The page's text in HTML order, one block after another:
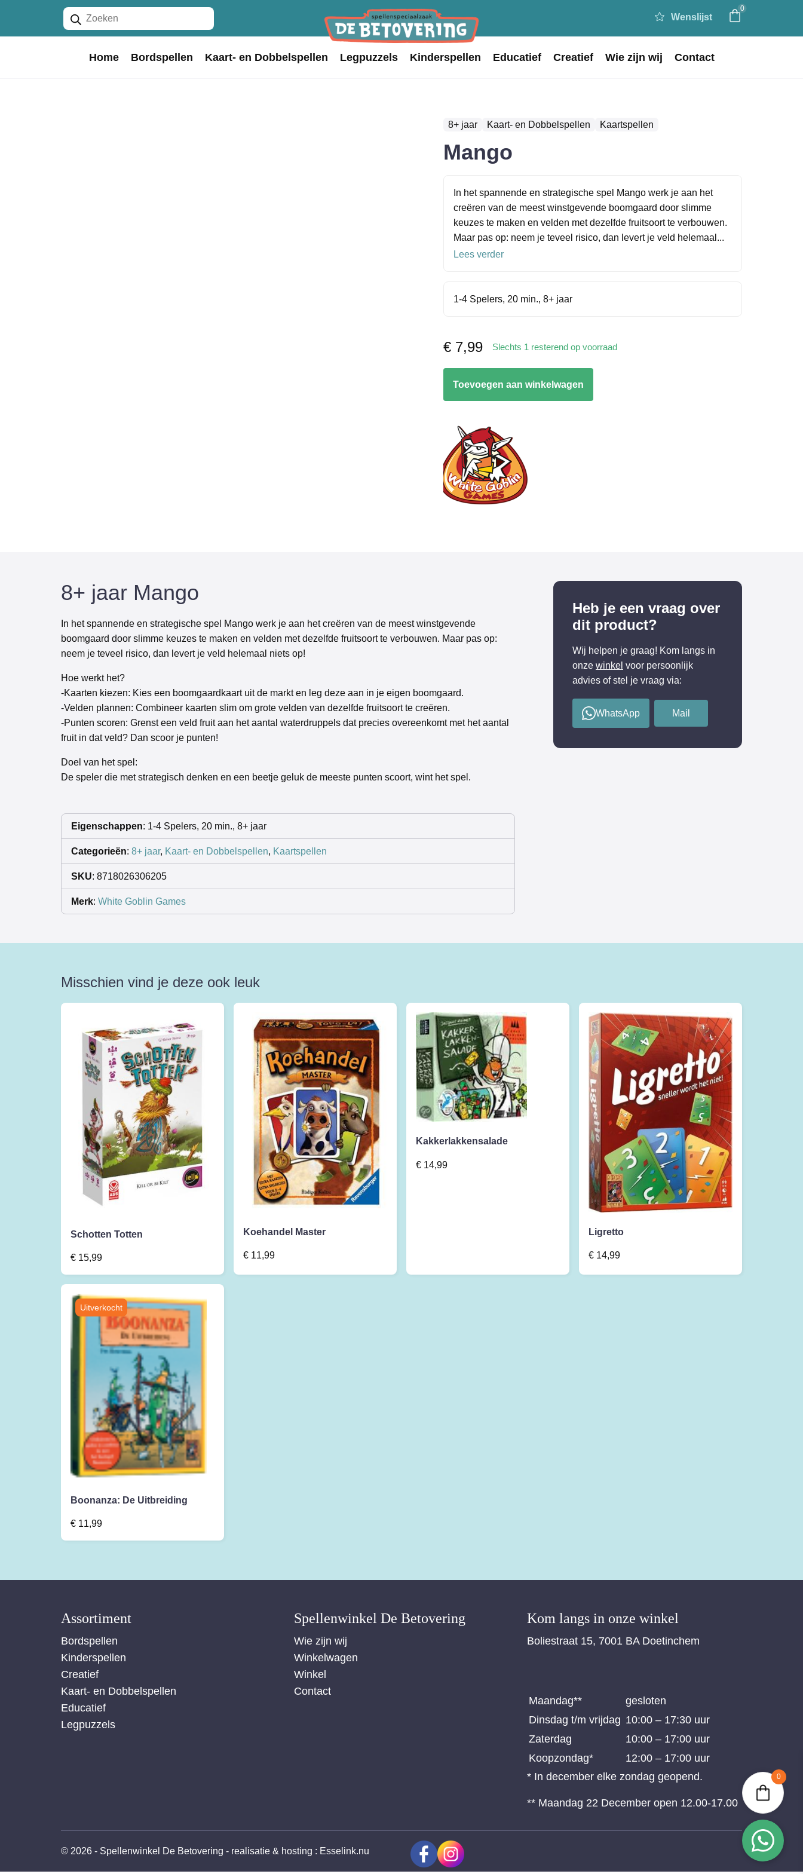
0
Producten
zoeken
Wenslijst
0
Home Bordspellen Kaart- en Dobbelspellen Legpuzzels Kinderspellen Educatief Creatief Wie zijn wij Contact
8+ jaar Kaart- en Dobbelspellen Kaartspellen
Mango
In het spannende en strategische spel Mango werk je aan het
creëren van de meest winstgevende boomgaard door slimme
keuzes te maken en velden met dezelfde fruitsoort te verbouwen.
Maar pas op: neem je teveel risico, dan levert je veld helemaal...
Lees verder
1-4 Spelers, 20 min., 8+ jaar
€ 7,99 Slechts 1 resterend op voorraad
aantal
Toevoegen aan winkelwagen
8+ jaar Mango
In het spannende en strategische spel Mango werk je aan het creëren van de meest winstgevende
boomgaard door slimme keuzes te maken en velden met dezelfde fruitsoort te verbouwen. Maar pas op:
neem je teveel risico, dan levert je veld helemaal niets op!
Hoe werkt het?
-Kaarten kiezen: Kies een boomgaardkaart uit de markt en leg deze aan in je eigen boomgaard.
-Velden plannen: Combineer kaarten slim om grote velden van dezelfde fruitsoort te creëren.
-Punten scoren: Grenst een veld fruit aan het aantal waterdruppels dat precies overeenkomt met het aantal
fruit in dat veld? Dan scoor je punten!
Doel van het spel:
De speler die met strategisch denken en een beetje geluk de meeste punten scoort, wint het spel.
Eigenschappen: 1-4 Spelers, 20 min., 8+ jaar
Categorieën: 8+ jaar, Kaart- en Dobbelspellen, Kaartspellen
SKU: 8718026306205
Merk: White Goblin Games
Heb je een vraag over
dit product?
Wij helpen je graag! Kom langs in
onze winkel voor persoonlijk
advies of stel je vraag via:
WhatsApp Mail
Misschien vind je deze ook leuk
Schotten Totten
€ 15,99
Koehandel Master
€ 11,99
Kakkerlakkensalade
€ 14,99
Ligretto
€ 14,99
Boonanza: De Uitbreiding
€ 11,99
Assortiment
Bordspellen
Kinderspellen
Creatief
Kaart- en Dobbelspellen
Educatief
Legpuzzels
Spellenwinkel De Betover​ing
Wie zijn wij
Winkelwagen
Winkel
Contact
Kom langs in onze winkel
Boliestraat 15, 7001 BA Doetinchem
Maandag**
gesloten
Dinsdag t/m vrijdag 10:00 – 17:30 uur
Zaterdag
10:00 – 17:00 uur
Koopzondag*
12:00 – 17:00 uur
* In december elke zondag geopend.
** Maandag 22 December open 12.00-17.00
© 2026 - Spellenwinkel De Betovering - realisatie & hosting : Esselink.nu